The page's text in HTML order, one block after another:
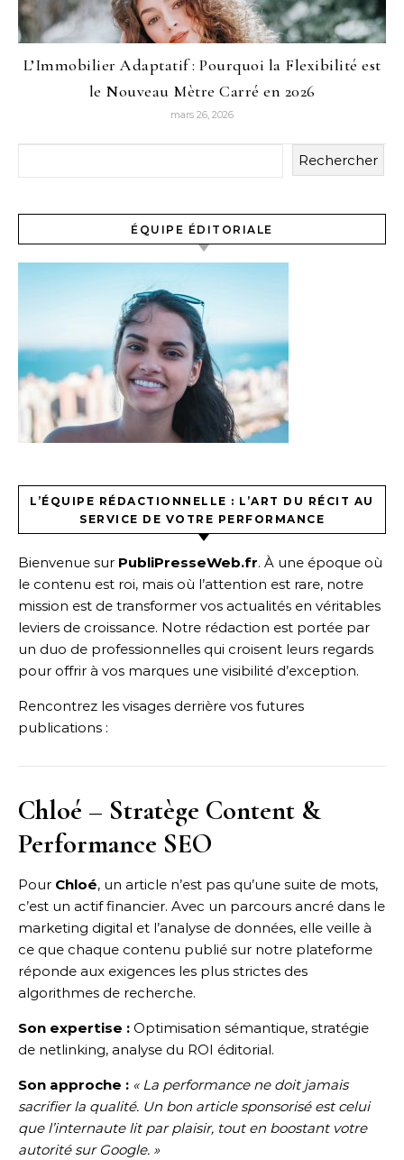
L’Immobilier Adaptatif : Pourquoi la Flexibilité est
le Nouveau Mètre Carré en 2026
mars 26, 2026
Rechercher
ÉQUIPE ÉDITORIALE
L’ÉQUIPE RÉDACTIONNELLE : L’ART DU RÉCIT AU
SERVICE DE VOTRE PERFORMANCE
Bienvenue sur PubliPresseWeb.fr. À une époque où
le contenu est roi, mais où l’attention est rare, notre
mission est de transformer vos actualités en véritables
leviers de croissance. Notre rédaction est portée par
un duo de professionnelles qui croisent leurs regards
pour offrir à vos marques une visibilité d’exception.
Rencontrez les visages derrière vos futures
publications :
Chloé – Stratège Content &
Performance SEO
Pour Chloé, un article n’est pas qu’une suite de mots,
c’est un actif financier. Avec un parcours ancré dans le
marketing digital et l’analyse de données, elle veille à
ce que chaque contenu publié sur notre plateforme
réponde aux exigences les plus strictes des
algorithmes de recherche.
Son expertise : Optimisation sémantique, stratégie
de netlinking, analyse du ROI éditorial.
Son approche : « La performance ne doit jamais
sacrifier la qualité. Un bon article sponsorisé est celui
que l’internaute lit par plaisir, tout en boostant votre
autorité sur Google. »